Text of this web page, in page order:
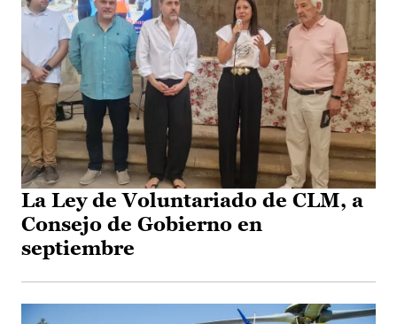
La Ley de Voluntariado de CLM, a
Consejo de Gobierno en
septiembre